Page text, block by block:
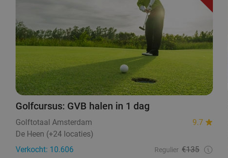
Golfcursus: GVB halen in 1 dag
Golftotaal Amsterdam
9.7
De Heen (+24 locaties)
Verkocht: 10.606
Regulier €135